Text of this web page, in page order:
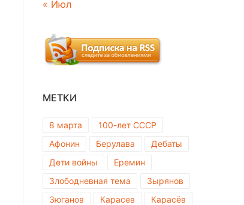
« Июл
МЕТКИ
8 марта
100-лет СССР
Афонин
Берулава
Дебаты
Дети войны
Еремин
Злободневная тема
Зырянов
Зюганов
Карасев
Карасёв